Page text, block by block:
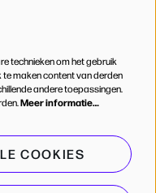
technieken om het gebruik
te maken content van derden
andere toepassingen.
Meer informatie…
COOKIES